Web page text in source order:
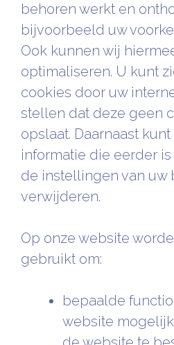
behoren werkt en
bijvoorbeeld uw
Ook kunnen wij
optimaliseren. U kunt
cookies door uw
stellen dat deze geen
opslaat. Daarnaast
informatie die eerder
de instellingen van uw
verwijderen.
Op onze website
gebruikt om:
bepaalde
website